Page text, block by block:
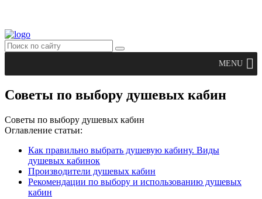
MENU
Советы по выбору душевых кабин
Советы по выбору душевых кабин
Оглавление статьи:
Как правильно выбрать душевую кабину. Виды
душевых кабинок
Производители душевых кабин
Рекомендации по выбору и использованию душевых
кабин